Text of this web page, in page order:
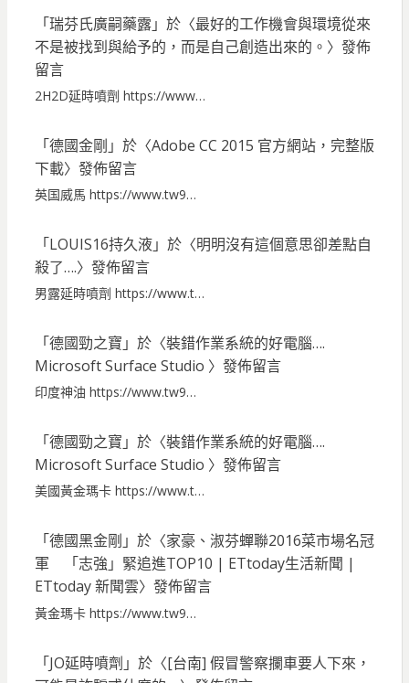
「瑞芬氏廣嗣藥露」於〈最好的工作機會與環境從來
不是被找到與給予的，而是自己創造出來的。 〉發佈
留言
2H2D延時噴劑 https://www…
「德國金剛 」於〈Adobe CC 2015 官方網站，完整版
下載〉發佈留言
英国威馬 https://www.tw9…
「LOUIS16持久液」於〈明明沒有這個意思卻差點自
殺了….〉發佈留言
男露延時噴劑 https://www.t…
「德國勁之寶 」於〈裝錯作業系統的好電腦….
Microsoft Surface Studio 〉發佈留言
印度神油 https://www.tw9…
「德國勁之寶 」於〈裝錯作業系統的好電腦….
Microsoft Surface Studio 〉發佈留言
美國黃金瑪卡 https://www.t…
「德國黑金剛 」於〈家豪、淑芬蟬聯2016菜市場名冠
軍 「志強」緊追進TOP10 | ETtoday生活新聞 |
ETtoday 新聞雲〉發佈留言
黃金瑪卡 https://www.tw9…
「JO延時噴劑 」於〈[台南] 假冒警察攔車要人下來，